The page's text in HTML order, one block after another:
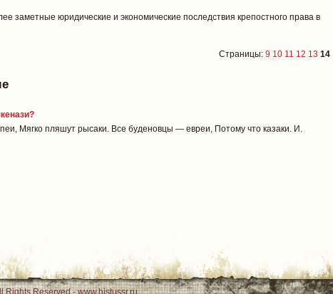
заметные юридические и экономические последствия крепостного права в
Страницы: 9 10 11 12 13 14
Мягко пляшут рысаки. Все буденовцы — евреи, Потому что казаки. И.